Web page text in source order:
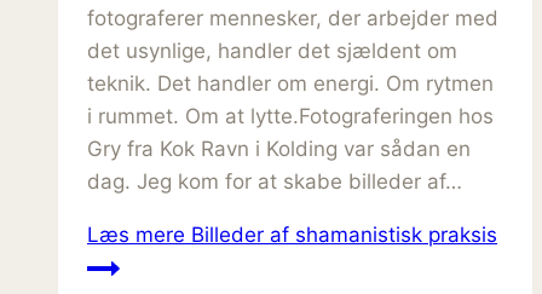
fotograferer mennesker, der arbejder med
det usynlige, handler det sjældent om
teknik. Det handler om energi. Om rytmen
i rummet. Om at lytte.Fotograferingen hos
Gry fra Kok Ravn i Kolding var sådan en
dag. Jeg kom for at skabe billeder af…
Læs mere Billeder af shamanistisk praksis